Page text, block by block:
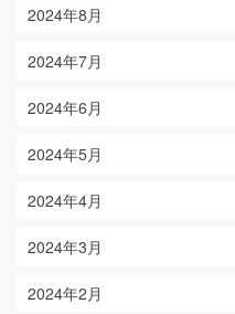
2024年8月
2024年7月
2024年6月
2024年5月
2024年4月
2024年3月
2024年2月